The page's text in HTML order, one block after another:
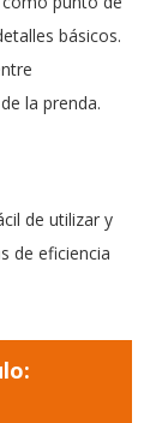
básicos.
la prenda.
de utilizar y
de eficiencia